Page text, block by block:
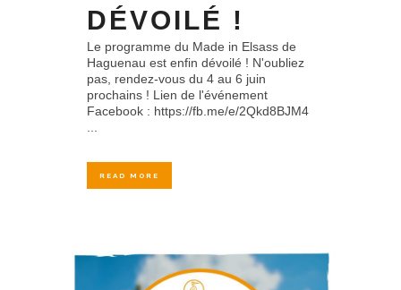
DÉVOILÉ !
Le programme du Made in Elsass de
Haguenau est enfin dévoilé ! N'oubliez
pas, rendez-vous du 4 au 6 juin
prochains ! Lien de l'événement
Facebook : https://fb.me/e/2Qkd8BJM4
READ MORE